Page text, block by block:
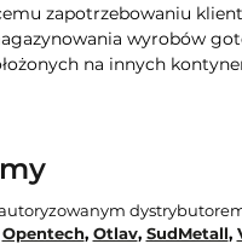
zapotrzebowaniu
wyrobów
na innych
Opentech, Otlav, SudMetall,